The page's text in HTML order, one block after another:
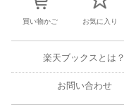
買い物かご お気に入り
楽天ブックスとは？
お問い合わせ